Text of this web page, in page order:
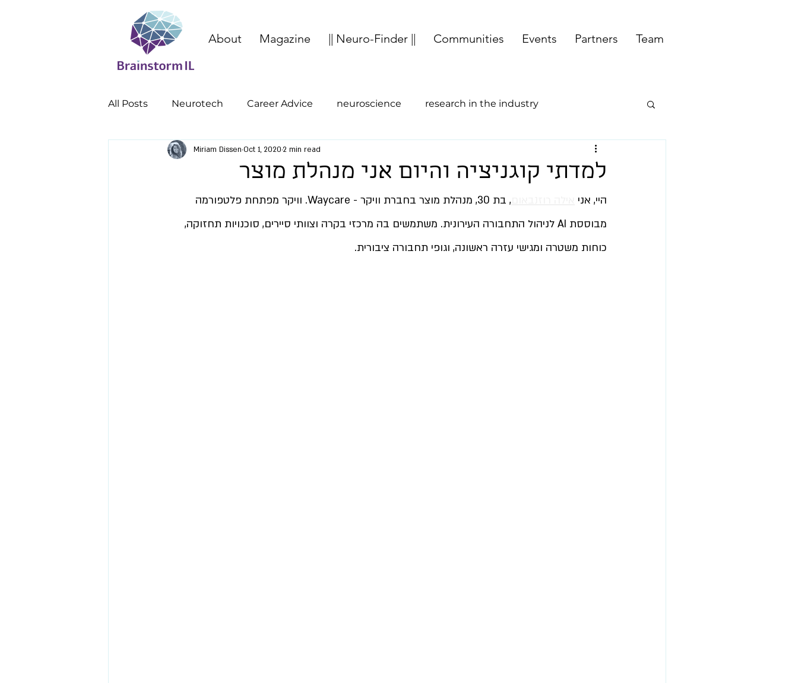
About Magazine || Neuro-Finder || Communities Events Partners Team
All Posts Neurotech Career Advice neuroscience research in the industry
cognitive enhancement study abroad
למדתי קוגניציה והיום אני מנהלת מוצר
Miriam Dissen Oct 1, 2020 2 min read
היי, אני
, בת 30, מנהלת מוצר בחברת וויקר - Waycare. וויקר מפתחת פלטפורמה
מבוססת AI לניהול התחבורה העירונית. משתמשים בה מרכזי בקרה וצוותי סיירים, סוכנויות תחזוקה,
כוחות משטרה ומגישי עזרה ראשונה, וגופי תחבורה ציבורית.